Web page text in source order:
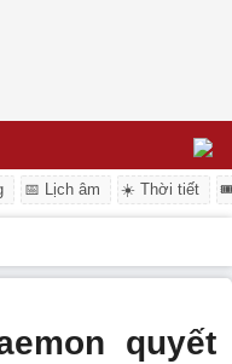
📅 Lịch âm ☀️ Thời tiết
quyết